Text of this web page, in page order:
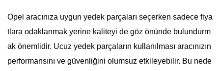
Opel aracınıza uygun yedek parçaları seçerken sadece fiya
tlara odaklanmak yerine kaliteyi de göz önünde bulundurm
ak önemlidir. Ucuz yedek parçaların kullanılması aracınızın
performansını ve güvenliğini olumsuz etkileyebilir. Bu nede